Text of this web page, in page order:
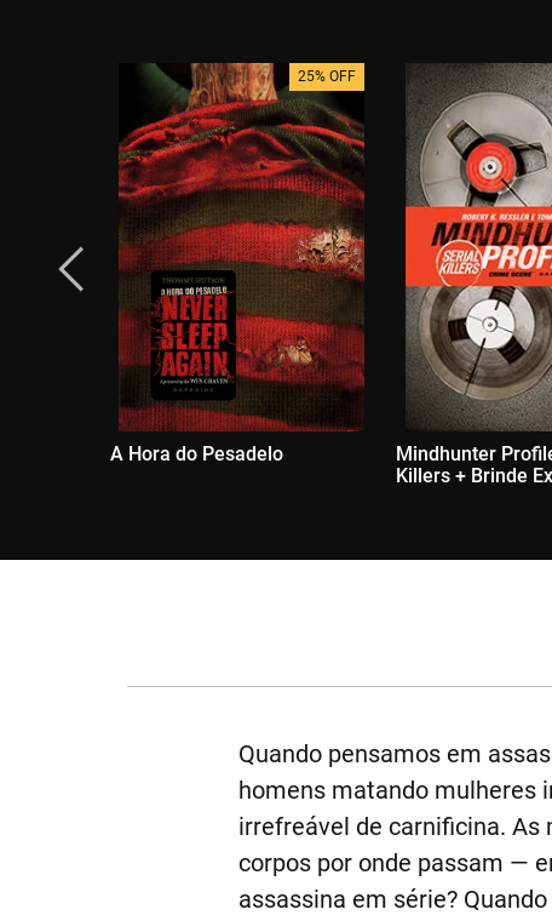
25% OFF
A Hora do Pesadelo
Mindhunter
Killers + Brinde
Quando pensamos em
homens matando mulheres
irrefreável de carnificina. As
corpos por onde passam —
assassina em série?